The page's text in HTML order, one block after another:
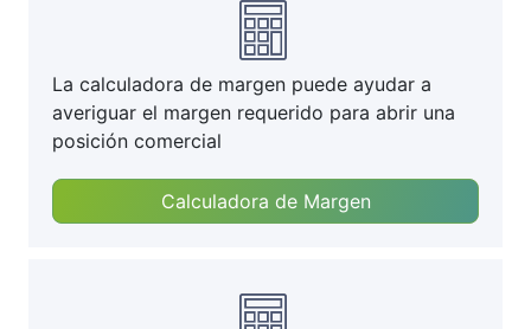
La calculadora de margen puede ayudar a
averiguar el margen requerido para abrir una
posición comercial
Calculadora de Margen